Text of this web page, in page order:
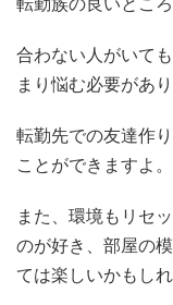
合わない人がいて
まり悩む必要があり
転勤先での友達作
ことができますよ。
また、環境もリセ
のが好き、部屋の
ては楽しいかもしれ